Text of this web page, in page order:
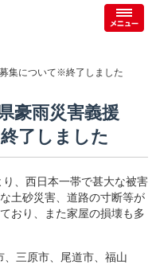
集について※終了しました
豪雨災害義援
了しました
、西日本一帯で甚大な被害
土砂災害、道路の寸断等が
おり、また家屋の損壊も多
三原市、尾道市、福山